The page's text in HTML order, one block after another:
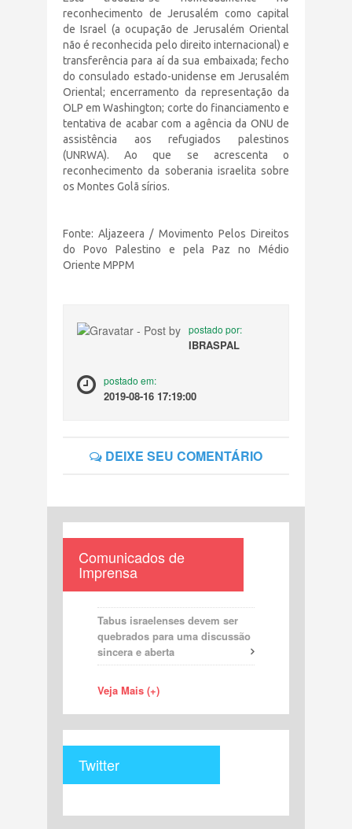
reconhecimento de Jerusalém como capital
de Israel (a ocupação de Jerusalém Oriental
não é reconhecida pelo direito internacional) e
transferência para aí da sua embaixada; fecho
do consulado estado-unidense em Jerusalém
Oriental; encerramento da representação da
OLP em Washington; corte do financiamento e
tentativa de acabar com a agência da ONU de
assistência aos refugiados palestinos
(UNRWA). Ao que se acrescenta o
reconhecimento da soberania israelita sobre
os Montes Golã sírios.
Fonte: Aljazeera / Movimento Pelos Direitos
do Povo Palestino e pela Paz no Médio
Oriente MPPM
postado por:
IBRASPAL
postado em:
2019-08-16 17:19:00
DEIXE SEU COMENTÁRIO
Comunicados de
Imprensa
Tabus israelenses devem ser
quebrados para uma discussão
sincera e aberta
Veja Mais (+)
Twitter